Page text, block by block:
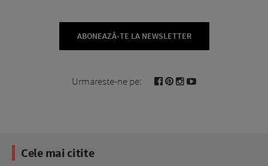
ABONEAZĂ-TE LA NEWSLETTER
Urmareste-ne pe:
Cele mai citite